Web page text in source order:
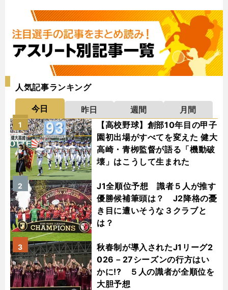
人気記事ランキング
今日 昨日 週間
月間
【高校野球】創部10年目の甲子
園初出場がすべてを変えた 健大
高崎・青栁監督が語る「機動破
壊」はこうして生まれた
1
J1全順位予想 識者５人が推す
優勝候補筆頭は？ J2降格の憂
き目に遭いそうな３クラブと
は？
2
秋春制が導入されたJ1リーグ2
026－27シーズンの行方はい
かに!? ５人の識者が全順位を
大胆予想
3